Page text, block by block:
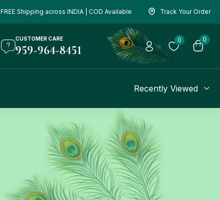
FREE Shipping across INDIA | COD Available Track Your Order
CUSTOMER CARE
959-964-8451
0 0
Recently Viewed